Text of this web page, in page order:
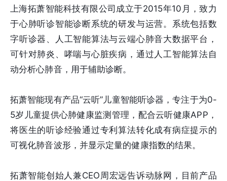
上海拓萧智能科技有限公司成立于2015年10月，致力
于心肺听诊智能诊断系统的研发与运营。系统包括数
字听诊器、人工智能算法与云端心肺音大数据平台，
可针对肺炎、哮喘与心脏疾病，通过人工智能算法自
动分析心肺音，用于辅助诊断。
拓萧智能现有产品“云听”儿童智能听诊器，专注于为0-
5岁儿童提供心肺健康监测管理，配合云听健康APP，
将医生的听诊经验通过专利算法转化成有病症提示的
可视化肺音波形，并显示定量的健康指数的结果。
拓萧智能创始人兼CEO周宏远告诉动脉网，目前产品